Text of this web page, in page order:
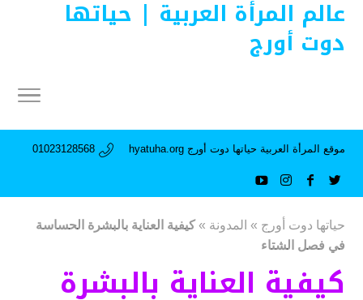
عالم المرأة العربية | حياتها
دوت أورج
موقع المرأة العربية حياتها دوت أورج hyatuha.org 01023128568
حياتها دوت أورج » المدونة »كيفية العناية بالبشرة الحساسة
في فصل الشتاء
كيفية العناية بالبشرة